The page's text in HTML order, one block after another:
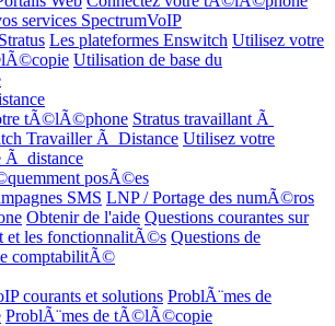
services SpectrumVoIP
Les plateformes Enswitch Utilisez votre
Utilisation de base du
tÃ©lÃ©phone Stratus travaillant Ã
Travailler Ã Distance Utilisez votre
distance
posÃ©es
SMS LNP / Portage des numÃ©ros
Obtenir de l'aide Questions courantes sur
et les fonctionnalitÃ©s Questions de
comptabilitÃ©
courants et solutions ProblÃ¨mes de
ProblÃ¨mes de tÃ©lÃ©copie